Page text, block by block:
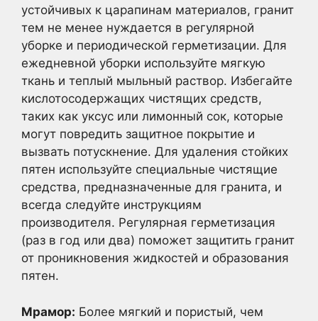
устойчивых к царапинам материалов, гранит
тем не менее нуждается в регулярной
уборке и периодической герметизации. Для
ежедневной уборки используйте мягкую
ткань и теплый мыльный раствор. Избегайте
кислотосодержащих чистящих средств,
таких как уксус или лимонный сок, которые
могут повредить защитное покрытие и
вызвать потускнение. Для удаления стойких
пятен используйте специальные чистящие
средства, предназначенные для гранита, и
всегда следуйте инструкциям
производителя. Регулярная герметизация
(раз в год или два) поможет защитить гранит
от проникновения жидкостей и образования
пятен.
Мрамор: Более мягкий и пористый, чем